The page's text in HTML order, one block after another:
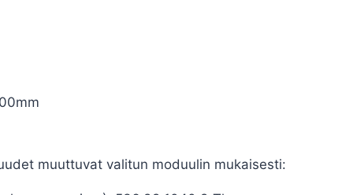
muuttuvat valitun moduulin mukaisesti: